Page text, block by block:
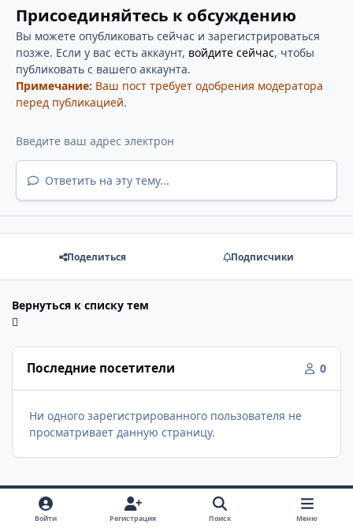
Присоединяйтесь к обсуждению
Вы можете опубликовать сейчас и зарегистрироваться
позже. Если у вас есть аккаунт, войдите сейчас, чтобы
публиковать с вашего аккаунта.
Примечание: Ваш пост требует одобрения модератора
перед публикацией.
Ответить на эту тему...
Поделиться Подписчики
Вернуться к списку тем
Последние посетители 0
Ни одного зарегистрированного пользователя не
просматривает данную страницу.
Войти Регистрация Поиск Меню